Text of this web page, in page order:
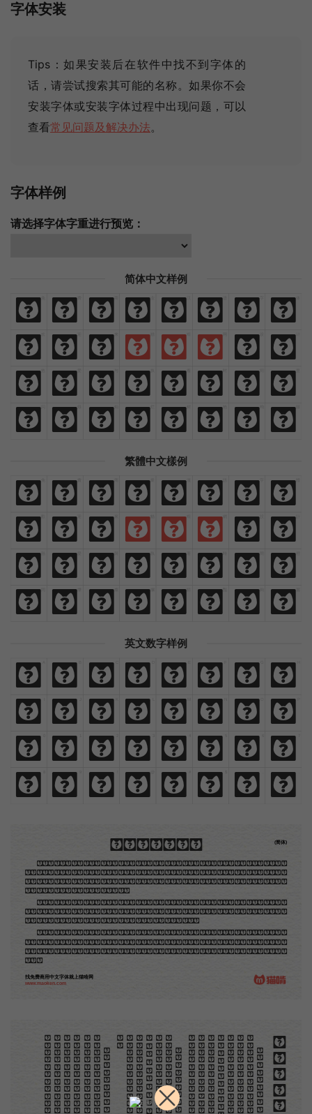
字体安装
Tips：如果安装后在软件中找不到字体的
话，请尝试搜索其可能的名称。如果你不会
安装字体或安装字体过程中出现问题，可以
查看常见问题及解决办法。
字体样例
请选择字体字重进行预览：
简体中文样例
免 费 商
商 业
业 汉 语 字
字 体
体
欢 迎 来 猫 啃 网 设 计
热 爱 与 执 着 时 间 里
闪 烁 灿
灿 烂
烂 鲜 艳 绚
绚 丽
丽
繁體中文樣例
免 費 商 業 漢 語 字 體
歡 迎 來 貓 啃 網 設 計
熱 愛 與
與 執
執 著 時 間
間 裡
裡
閃 爍 燦
燦 爛
爛 鮮 豔 絢
絢 麗
麗
英文数字样例
A B C D E F G H
I J K L M N O P
0 1 2 3 4 5 6 7
8 9 ! @ # $ , .
木刻创作法·序
地不问东西，凡木刻的图版，向来是画管画，刻管刻，印管印的。中国用得最早，而照例也久经衰
退；清光绪中，英人傅兰雅氏编印《格致汇编》，插图就已非中国刻工所能刻，精细的必需由英国运了
图版来。那就是所谓「木口木刻」，也即「复制木刻」，和用在编给印度人读的英文书，后来也就移给
中国人读的英文书上的插画，是同类的。
那时我还是一个儿童，见了这些图，便震惊于它的精工活泼，当作宝贝看。到近几年，才知道西洋
还有一种由画家一手造成的版画，也就是原画，倘用木版，便叫作「创作木刻」，是艺术家直接的创作
品，毫不假手于刻者和印者的。现在我们所要绍介的，便是这一种。
但是至今没有一本讲说木刻的书，这才是第一本。虽然稍简略，却已经给了读者一个大意。由此发
展下去，路是广大得很。题材会丰富起来的，技艺也会精炼起来的，采取新法，加以中国旧日之所长，
还有开出一条新的路径来的希望。那时作者各将自己的本领和心得，贡献出来，中国的木刻界就会发生
光焰。
(简体)
找免费商用中文字体就上猫啃网
www.maoken.com
木刻创作法·序
。
。